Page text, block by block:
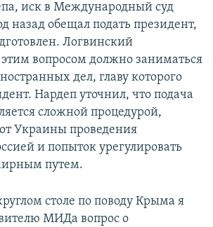
иск в Международный суд
назад обещал подать президент,
Логвинский
вопросом должно заниматься
дел, главу которого
Нардеп уточнил, что подача
сложной процедурой,
от Украины проведения
и попыток урегулировать
путем.
столе по поводу Крыма я
МИДа вопрос о